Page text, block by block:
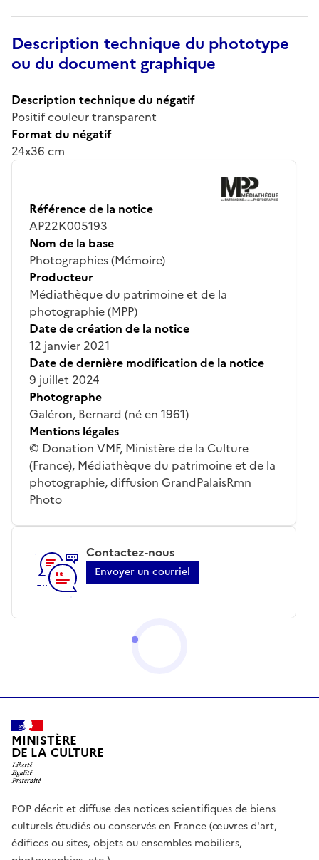
Description technique du phototype
ou du document graphique
Description technique du négatif
Positif couleur transparent
Format du négatif
24x36 cm
Référence de la notice
AP22K005193
Nom de la base
Photographies (Mémoire)
Producteur
Médiathèque du patrimoine et de la
photographie (MPP)
Date de création de la notice
12 janvier 2021
Date de dernière modification de la notice
9 juillet 2024
Photographe
Galéron, Bernard (né en 1961)
Mentions légales
© Donation VMF, Ministère de la Culture
(France), Médiathèque du patrimoine et de la
photographie, diffusion GrandPalaisRmn
Photo
Contactez-nous
Envoyer un courriel
MINISTÈRE
DE LA CULTURE
POP décrit et diffuse des notices scientifiques de biens
culturels étudiés ou conservés en France (œuvres d'art,
édifices ou sites, objets ou ensembles mobiliers,